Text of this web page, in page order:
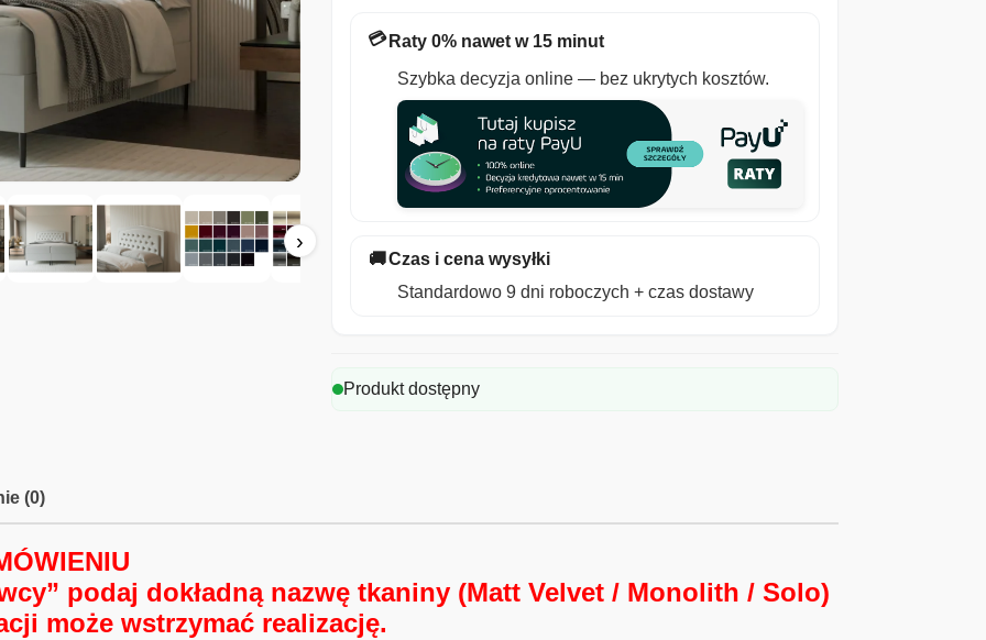
›
💳 Raty 0% nawet w 15 minut
Szybka decyzja online — bez ukrytych kosztów.
🚚Czas i cena wysyłki
Standardowo 9 dni roboczych + czas dostawy
Produkt dostępny
(0)
podaj dokładną nazwę tkaniny (Matt Velvet / Monolith / Solo)
możewstrzymać realizację.